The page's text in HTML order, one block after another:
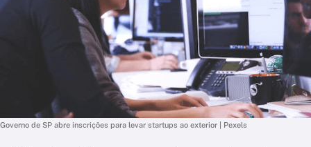
Governo de SP abre inscrições para levar startups ao exterior | Pexels